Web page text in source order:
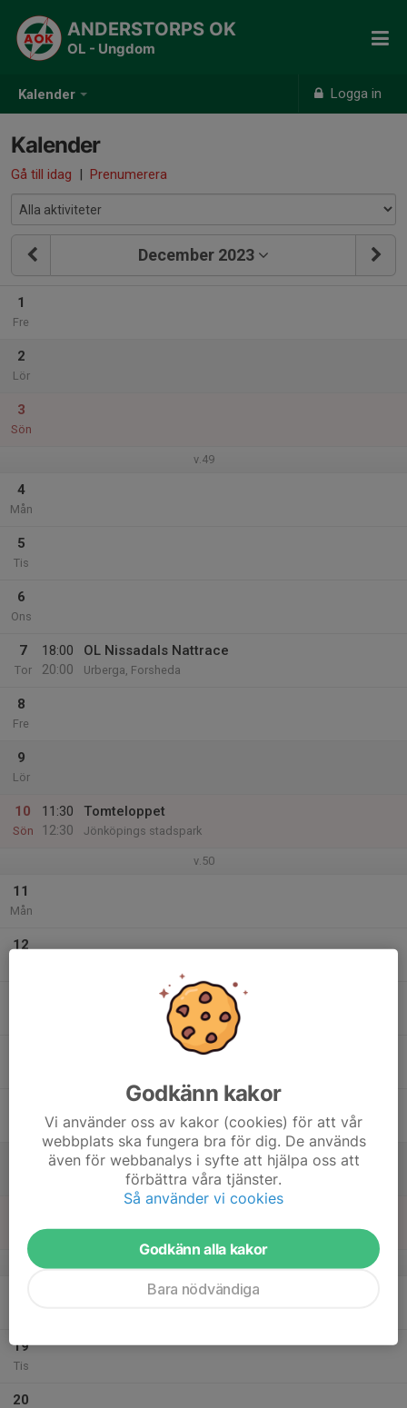
Kalender Logga in
ANDERSTORPS OK
OL - Ungdom
Kalender
Gå till idag | Prenumerera
December 2023
1
Fre
2
Lör
3
Sön
v.49
4
Mån
5
Tis
6
Ons
7
Tor
18:00
20:00
OL Nissadals Nattrace
Urberga, Forsheda
8
Fre
9
Lör
10
Sön
11:30
12:30
Tomteloppet
Jönköpings stadspark
v.50
11
Mån
12
19
Tis
20
Godkänn kakor
Vi använder oss av kakor (cookies) för att vår
webbplats ska fungera bra för dig. De används
även för webbanalys i syfte att hjälpa oss att
förbättra våra tjänster.
Så använder vi cookies
Godkänn alla kakor
Bara nödvändiga